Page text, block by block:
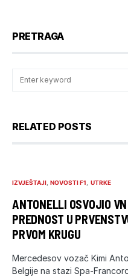
PRETRAGA
RELATED POSTS
IZVJEŠTAJI NOVOSTI F1 UTRKE
ANTONELLI OSVOJIO
PREDNOST U
PRVOM KRUGU
Mercedesov vozač Kimi
Belgije na stazi Spa-